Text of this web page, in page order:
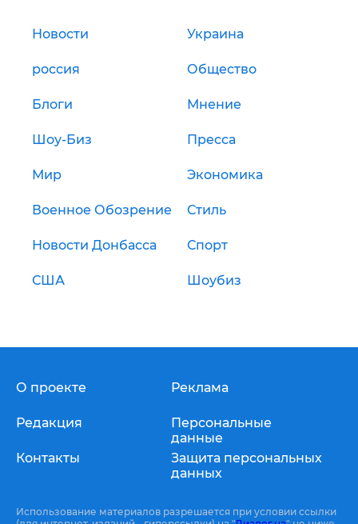
Новости Украина
россия Общество
Блоги Мнение
Шоу-Биз Пресса
Мир Экономика
Военное Обозрение Стиль
Новости Донбасса Спорт
США Шоубиз
О проекте
Редакция
Контакты
Реклама
Персональные
данные
Защита персональных
данных
Использование материалов разрешается при условии ссылки